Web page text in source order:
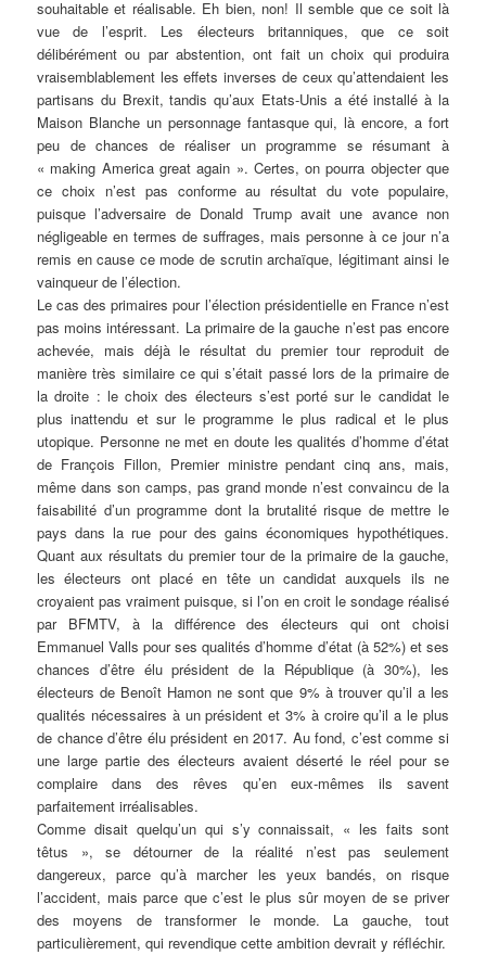
souhaitable et réalisable. Eh bien, non! Il semble que ce soit là
vue de l’esprit. Les électeurs britanniques, que ce soit
délibérément ou par abstention, ont fait un choix qui produira
vraisemblablement les effets inverses de ceux qu’attendaient les
partisans du Brexit, tandis qu’aux Etats-Unis a été installé à la
Maison Blanche un personnage fantasque qui, là encore, a fort
peu de chances de réaliser un programme se résumant à
« making America great again ». Certes, on pourra objecter que
ce choix n’est pas conforme au résultat du vote populaire,
puisque l’adversaire de Donald Trump avait une avance non
négligeable en termes de suffrages, mais personne à ce jour n’a
remis en cause ce mode de scrutin archaïque, légitimant ainsi le
vainqueur de l’élection.
Le cas des primaires pour l’élection présidentielle en France n’est
pas moins intéressant. La primaire de la gauche n’est pas encore
achevée, mais déjà le résultat du premier tour reproduit de
manière très similaire ce qui s’était passé lors de la primaire de
la droite : le choix des électeurs s’est porté sur le candidat le
plus inattendu et sur le programme le plus radical et le plus
utopique. Personne ne met en doute les qualités d’homme d’état
de François Fillon, Premier ministre pendant cinq ans, mais,
même dans son camps, pas grand monde n’est convaincu de la
faisabilité d’un programme dont la brutalité risque de mettre le
pays dans la rue pour des gains économiques hypothétiques.
Quant aux résultats du premier tour de la primaire de la gauche,
les électeurs ont placé en tête un candidat auxquels ils ne
croyaient pas vraiment puisque, si l’on en croit le sondage réalisé
par BFMTV, à la différence des électeurs qui ont choisi
Emmanuel Valls pour ses qualités d’homme d’état (à 52%) et ses
chances d’être élu président de la République (à 30%), les
électeurs de Benoît Hamon ne sont que 9% à trouver qu’il a les
qualités nécessaires à un président et 3% à croire qu’il a le plus
de chance d’être élu président en 2017. Au fond, c’est comme si
une large partie des électeurs avaient déserté le réel pour se
complaire dans des rêves qu’en eux-mêmes ils savent
parfaitement irréalisables.
Comme disait quelqu’un qui s’y connaissait, « les faits sont
têtus », se détourner de la réalité n’est pas seulement
dangereux, parce qu’à marcher les yeux bandés, on risque
l’accident, mais parce que c’est le plus sûr moyen de se priver
des moyens de transformer le monde. La gauche, tout
particulièrement, qui revendique cette ambition devrait y réfléchir.